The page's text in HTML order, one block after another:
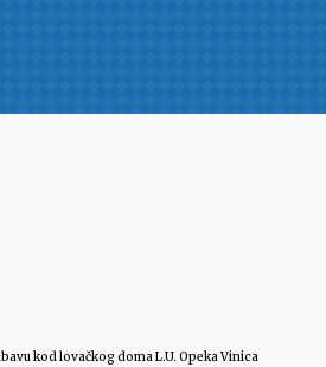
kod lovačkog doma L.U. Opeka Vinica